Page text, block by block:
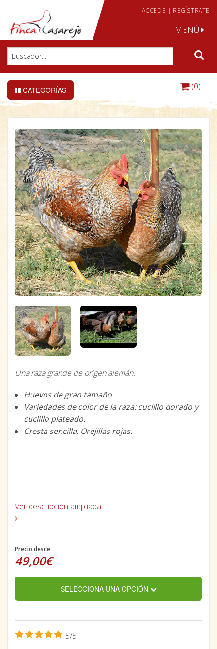
ACCEDE | REGÍSTRATE
MENÚ
CATEGORÍAS (0)
Una raza grande de origen alemán.
Huevos de gran tamaño.
Variedades de color de la raza: cuclillo dorado y
cuclillo plateado.
Cresta sencilla. Orejillas rojas.
Ver descripción ampliada
Precio desde
49,00€
SELECCIONA UNA OPCIÓN
5/5